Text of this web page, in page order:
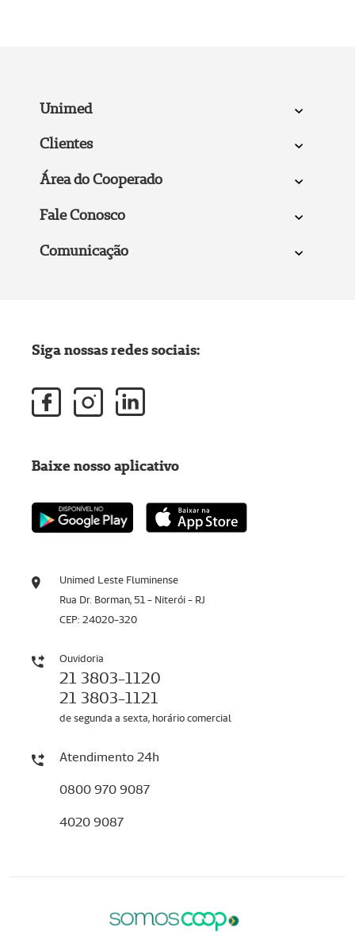
Unimed
Clientes
Área do Cooperado
Fale Conosco
Comunicação
Unimed Leste Fluminense
Rua Dr. Borman, 51 - Niterói - RJ
CEP: 24020-320
Ouvidoria
21 3803-1120
21 3803-1121
de segunda a sexta, horário comercial
Atendimento 24h
0800 970 9087
4020 9087
Siga nossas redes sociais:
Baixe nosso aplicativo